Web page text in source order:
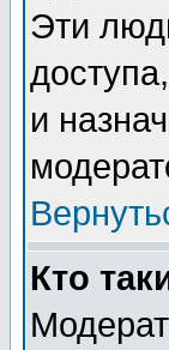
Эти
и
Кто